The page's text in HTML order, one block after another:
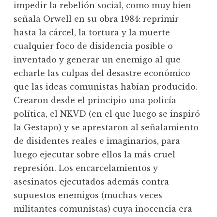
impedir la rebelión social, como muy bien
señala Orwell en su obra 1984: reprimir
hasta la cárcel, la tortura y la muerte
cualquier foco de disidencia posible o
inventado y generar un enemigo al que
echarle las culpas del desastre económico
que las ideas comunistas habían producido.
Crearon desde el principio una policía
política, el NKVD (en el que luego se inspiró
la Gestapo) y se aprestaron al señalamiento
de disidentes reales e imaginarios, para
luego ejecutar sobre ellos la más cruel
represión. Los encarcelamientos y
asesinatos ejecutados además contra
supuestos enemigos (muchas veces
militantes comunistas) cuya inocencia era